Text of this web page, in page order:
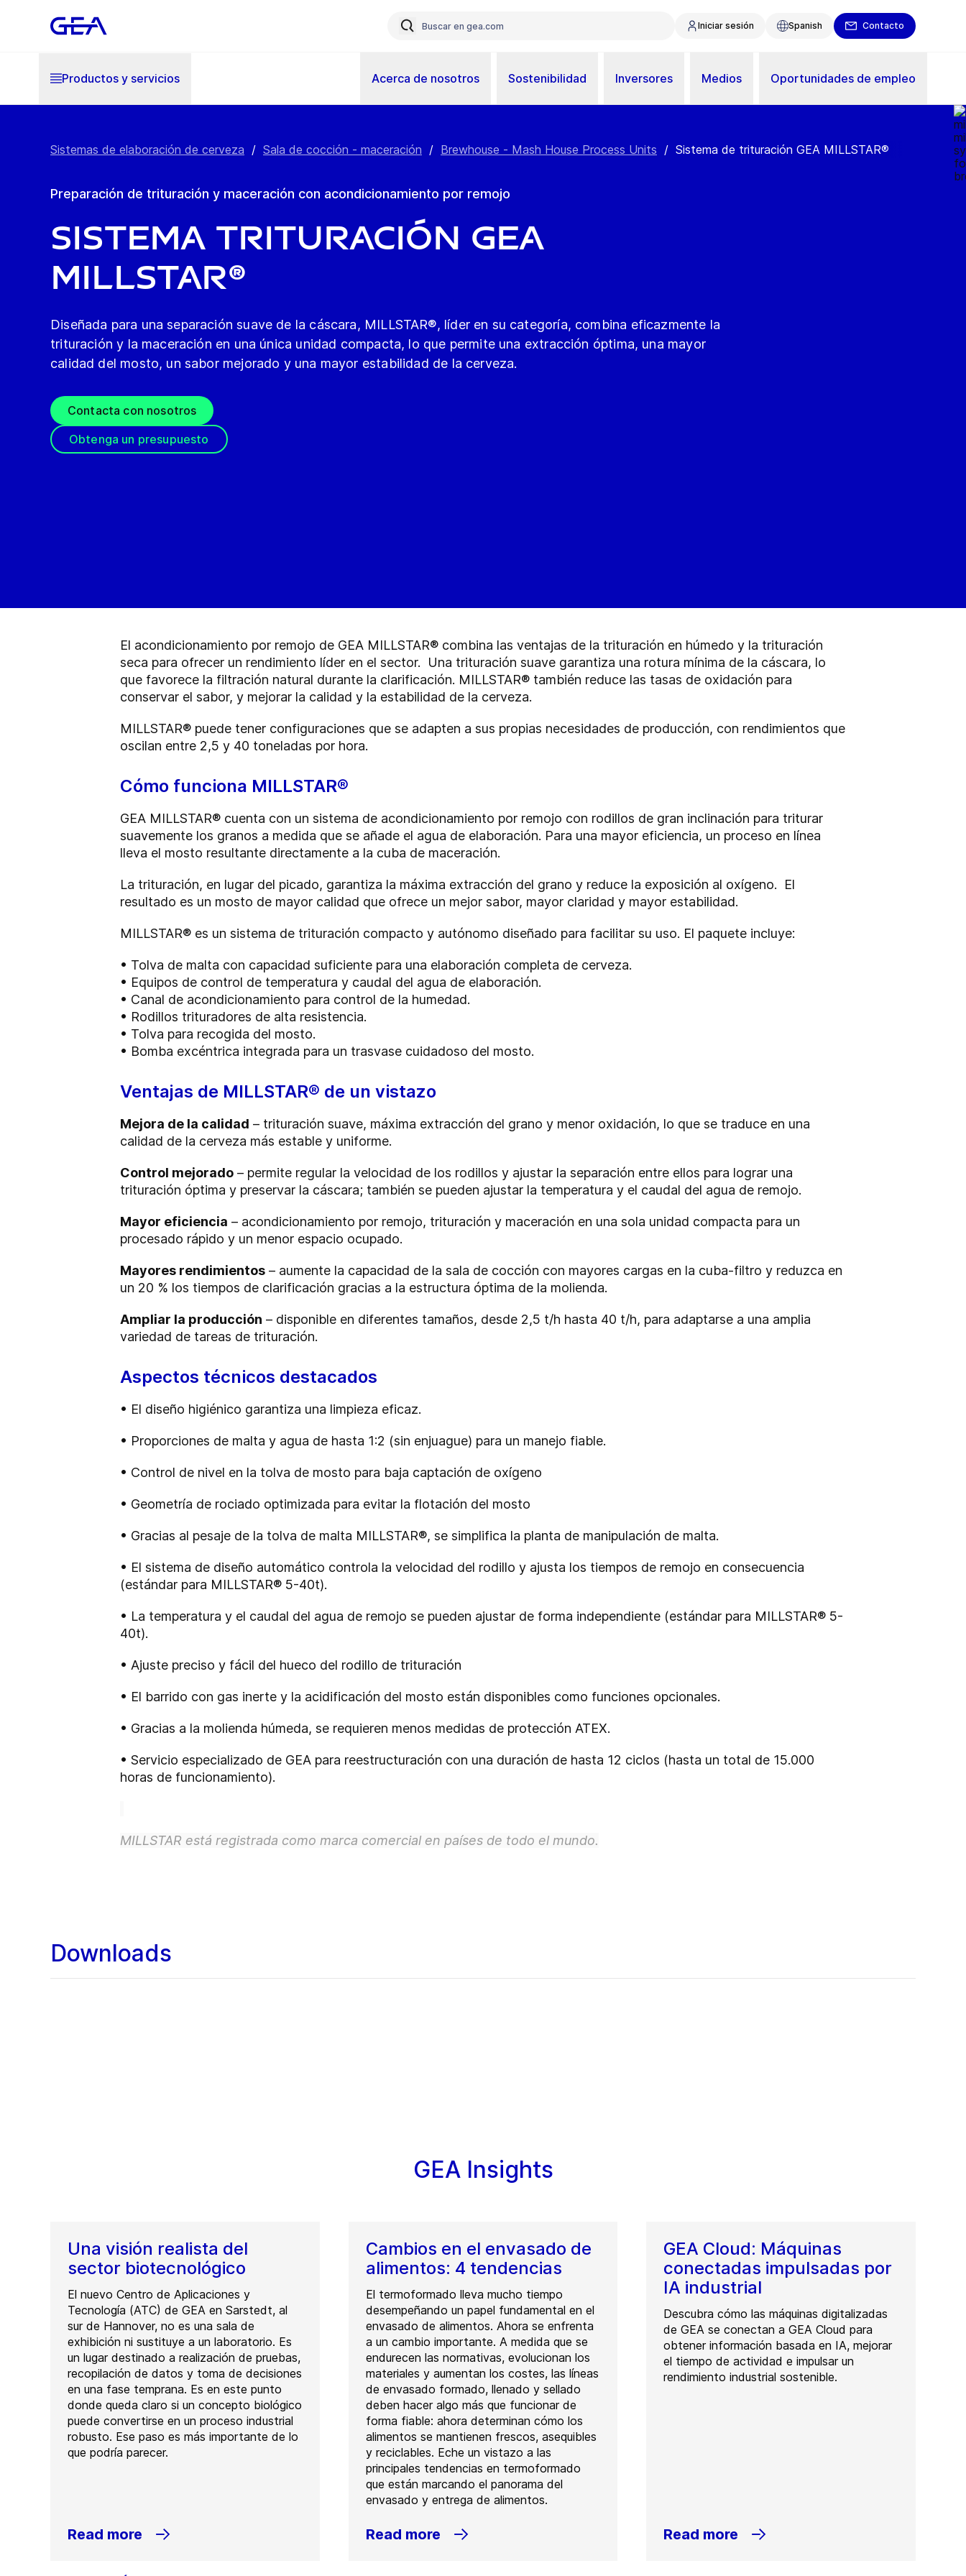
Iniciar sesión Spanish Contacto
Productos y servicios Acerca de nosotros Sostenibilidad Inversores Medios Oportunidades de empleo
Sistemas de elaboración de cerveza / Sala de cocción - maceración / Brewhouse - Mash House Process Units / Sistema de trituración GEA MILLSTAR®
Preparación de trituración y maceración con acondicionamiento por remojo
Sistema trituración GEA
MILLSTAR®
Diseñada para una separación suave de la cáscara, MILLSTAR®, líder en su categoría, combina eficazmente la
trituración y la maceración en una única unidad compacta, lo que permite una extracción óptima, una mayor
calidad del mosto, un sabor mejorado y una mayor estabilidad de la cerveza.
Contacta con nosotros
Obtenga un presupuesto
El acondicionamiento por remojo de GEA MILLSTAR® combina las ventajas de la trituración en húmedo y la trituración
seca para ofrecer un rendimiento líder en el sector. Una trituración suave garantiza una rotura mínima de la cáscara, lo
que favorece la filtración natural durante la clarificación. MILLSTAR® también reduce las tasas de oxidación para
conservar el sabor, y mejorar la calidad y la estabilidad de la cerveza.
MILLSTAR® puede tener configuraciones que se adapten a sus propias necesidades de producción, con rendimientos que
oscilan entre 2,5 y 40 toneladas por hora.
Cómo funciona MILLSTAR®
GEA MILLSTAR® cuenta con un sistema de acondicionamiento por remojo con rodillos de gran inclinación para triturar
suavemente los granos a medida que se añade el agua de elaboración. Para una mayor eficiencia, un proceso en línea
lleva el mosto resultante directamente a la cuba de maceración.
La trituración, en lugar del picado, garantiza la máxima extracción del grano y reduce la exposición al oxígeno. El
resultado es un mosto de mayor calidad que ofrece un mejor sabor, mayor claridad y mayor estabilidad.
MILLSTAR® es un sistema de trituración compacto y autónomo diseñado para facilitar su uso. El paquete incluye:
• Tolva de malta con capacidad suficiente para una elaboración completa de cerveza.
• Equipos de control de temperatura y caudal del agua de elaboración.
• Canal de acondicionamiento para control de la humedad.
• Rodillos trituradores de alta resistencia.
• Tolva para recogida del mosto.
• Bomba excéntrica integrada para un trasvase cuidadoso del mosto.
Ventajas de MILLSTAR® de un vistazo
Mejora de la calidad – trituración suave, máxima extracción del grano y menor oxidación, lo que se traduce en una
calidad de la cerveza más estable y uniforme.
Control mejorado – permite regular la velocidad de los rodillos y ajustar la separación entre ellos para lograr una
trituración óptima y preservar la cáscara; también se pueden ajustar la temperatura y el caudal del agua de remojo.
Mayor eficiencia – acondicionamiento por remojo, trituración y maceración en una sola unidad compacta para un
procesado rápido y un menor espacio ocupado.
Mayores rendimientos – aumente la capacidad de la sala de cocción con mayores cargas en la cuba-filtro y reduzca en
un 20 % los tiempos de clarificación gracias a la estructura óptima de la molienda.
Ampliar la producción – disponible en diferentes tamaños, desde 2,5 t/h hasta 40 t/h, para adaptarse a una amplia
variedad de tareas de trituración.
Aspectos técnicos destacados
• El diseño higiénico garantiza una limpieza eficaz.
• Proporciones de malta y agua de hasta 1:2 (sin enjuague) para un manejo fiable.
• Control de nivel en la tolva de mosto para baja captación de oxígeno
• Geometría de rociado optimizada para evitar la flotación del mosto
• Gracias al pesaje de la tolva de malta MILLSTAR®, se simplifica la planta de manipulación de malta.
• El sistema de diseño automático controla la velocidad del rodillo y ajusta los tiempos de remojo en consecuencia
(estándar para MILLSTAR® 5-40t).
• La temperatura y el caudal del agua de remojo se pueden ajustar de forma independiente (estándar para MILLSTAR® 5-
40t).
• Ajuste preciso y fácil del hueco del rodillo de trituración
• El barrido con gas inerte y la acidificación del mosto están disponibles como funciones opcionales.
• Gracias a la molienda húmeda, se requieren menos medidas de protección ATEX.
• Servicio especializado de GEA para reestructuración con una duración de hasta 12 ciclos (hasta un total de 15.000
horas de funcionamiento).
MILLSTAR está registrada como marca comercial en países de todo el mundo.
Downloads
GEA Insights
Una visión realista del
sector biotecnológico
El nuevo Centro de Aplicaciones y
Tecnología (ATC) de GEA en Sarstedt, al
sur de Hannover, no es una sala de
exhibición ni sustituye a un laboratorio. Es
un lugar destinado a realización de pruebas,
recopilación de datos y toma de decisiones
en una fase temprana. Es en este punto
donde queda claro si un concepto biológico
puede convertirse en un proceso industrial
robusto. Ese paso es más importante de lo
que podría parecer.
Read more
Cambios en el envasado de
alimentos: 4 tendencias
El termoformado lleva mucho tiempo
desempeñando un papel fundamental en el
envasado de alimentos. Ahora se enfrenta
a un cambio importante. A medida que se
endurecen las normativas, evolucionan los
materiales y aumentan los costes, las líneas
de envasado formado, llenado y sellado
deben hacer algo más que funcionar de
forma fiable: ahora determinan cómo los
alimentos se mantienen frescos, asequibles
y reciclables. Eche un vistazo a las
principales tendencias en termoformado
que están marcando el panorama del
envasado y entrega de alimentos.
Read more
GEA Cloud: Máquinas
conectadas impulsadas por
IA industrial
Descubra cómo las máquinas digitalizadas
de GEA se conectan a GEA Cloud para
obtener información basada en IA, mejorar
el tiempo de actividad e impulsar un
rendimiento industrial sostenible.
Read more